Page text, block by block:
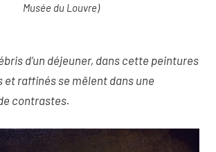
Musée du Louvre)
d’un déjeuner, dans cette peintures
et raffinés se mêlent dans une
contrastes.